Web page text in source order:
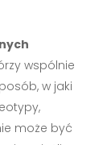
wspólnie
w jaki
może być